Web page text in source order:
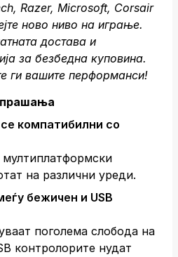
Razer, Microsoft, Corsair
ново ниво на играње.
достава и
за безбедна куповина.
ги вашите перформанси!
прашања
компатибилни со
на различни уреди.
бежичен и USB
поголема слобода на
контролорите нудат